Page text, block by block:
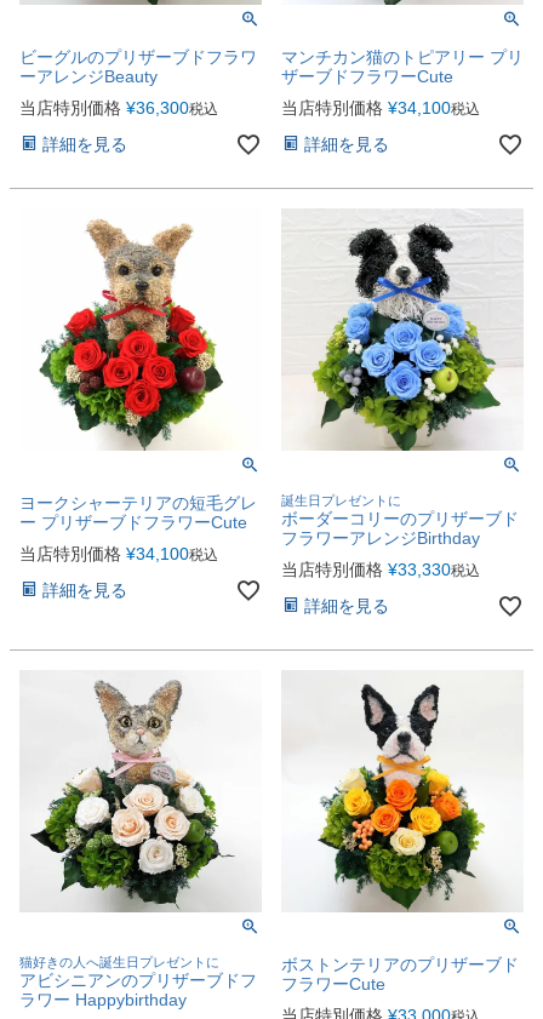
ビーグルのプリザーブドフラワ
ーアレンジBeauty
当店特別価格 ¥36,300税込
詳細を見る
マンチカン猫のトピアリー プリ
ザーブドフラワーCute
当店特別価格 ¥34,100税込
詳細を見る
ヨークシャーテリアの短毛グレ
ー プリザーブドフラワーCute
当店特別価格 ¥34,100税込
詳細を見る
誕生日プレゼントに
ボーダーコリーのプリザーブド
フラワーアレンジBirthday
当店特別価格 ¥33,330税込
詳細を見る
猫好きの人へ誕生日プレゼントに
アビシニアンのプリザーブドフ
ラワー Happybirthday
ボストンテリアのプリザーブド
フラワーCute